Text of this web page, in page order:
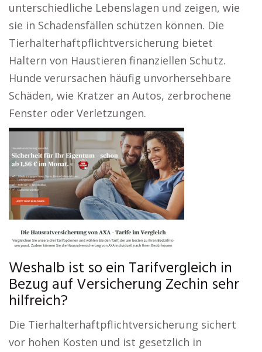
unterschiedliche Lebenslagen und zeigen, wie
sie in Schadensfällen schützen können. Die
Tierhalterhaftpflichtversicherung bietet
Haltern von Haustieren finanziellen Schutz.
Hunde verursachen häufig unvorhersehbare
Schäden, wie Kratzer an Autos, zerbrochene
Fenster oder Verletzungen.
Weshalb ist so ein Tarifvergleich in
Bezug auf Versicherung Zechin sehr
hilfreich?
Die Tierhalterhaftpflichtversicherung sichert
vor hohen Kosten und ist gesetzlich in